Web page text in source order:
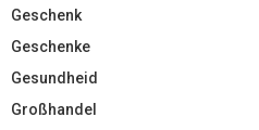
Geschenk
Geschenke
Gesundheid
Großhandel